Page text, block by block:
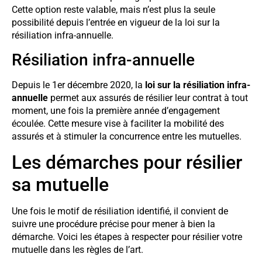
Cette option reste valable, mais n’est plus la seule
possibilité depuis l’entrée en vigueur de la loi sur la
résiliation infra-annuelle.
Résiliation infra-annuelle
Depuis le 1er décembre 2020, la loi sur la résiliation infra-
annuelle permet aux assurés de résilier leur contrat à tout
moment, une fois la première année d’engagement
écoulée. Cette mesure vise à faciliter la mobilité des
assurés et à stimuler la concurrence entre les mutuelles.
Les démarches pour résilier
sa mutuelle
Une fois le motif de résiliation identifié, il convient de
suivre une procédure précise pour mener à bien la
démarche. Voici les étapes à respecter pour résilier votre
mutuelle dans les règles de l’art.